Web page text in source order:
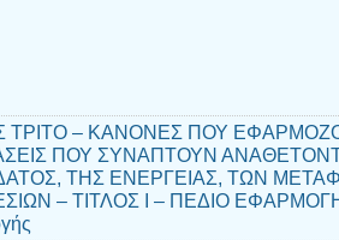
ΤΡΙΤΟ – ΚΑΝΟΝΕΣ ΠΟΥ
ΠΟΥ ΣΥΝΑΠΤΟΥΝ
ΤΗΣ ΕΝΕΡΓΕΙΑΣ, ΤΩΝ
– ΤΙΤΛΟΣ Ι – ΠΕΔΙΟ